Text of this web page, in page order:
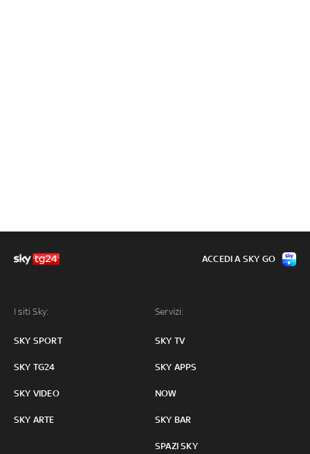
I siti Sky:
SKY SPORT
SKY TG24
SKY VIDEO
SKY ARTE
Servizi:
SKY TV
SKY APPS
NOW
SKY BAR
SPAZI SKY
ACCEDI A SKY GO